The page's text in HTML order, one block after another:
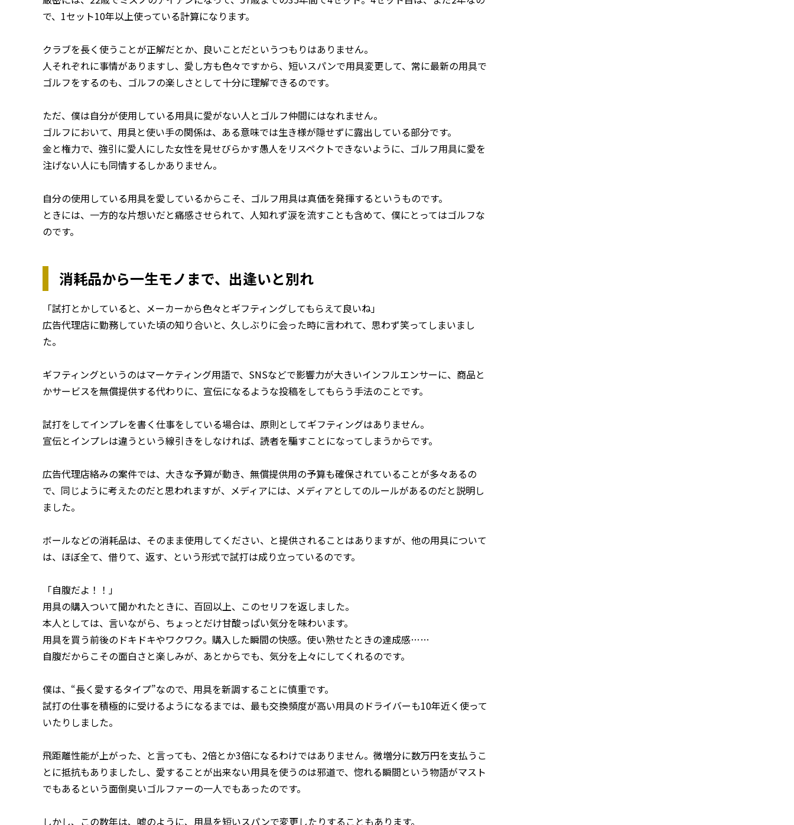
で、1セット10年以上使っている計算になります。
クラブを長く使うことが正解だとか、良いことだというつもりはありません。
人それぞれに事情がありますし、愛し方も色々ですから、短いスパンで用具変更して、常に最新の用具で
ゴルフをするのも、ゴルフの楽しさとして十分に理解できるのです。
ただ、僕は自分が使用している用具に愛がない人とゴルフ仲間にはなれません。
ゴルフにおいて、用具と使い手の関係は、ある意味では生き様が隠せずに露出している部分です。
金と権力で、強引に愛人にした女性を見せびらかす愚人をリスペクトできないように、ゴルフ用具に愛を
注げない人にも同情するしかありません。
自分の使用している用具を愛しているからこそ、ゴルフ用具は真価を発揮するというものです。
ときには、一方的な片想いだと痛感させられて、人知れず涙を流すことも含めて、僕にとってはゴルフな
のです。
消耗品から一生モノまで、出逢いと別れ
「試打とかしていると、メーカーから色々とギフティングしてもらえて良いね」
広告代理店に勤務していた頃の知り合いと、久しぶりに会った時に言われて、思わず笑ってしまいまし
た。
ギフティングというのはマーケティング用語で、SNSなどで影響力が大きいインフルエンサーに、商品と
かサービスを無償提供する代わりに、宣伝になるような投稿をしてもらう手法のことです。
試打をしてインプレを書く仕事をしている場合は、原則としてギフティングはありません。
宣伝とインプレは違うという線引きをしなければ、読者を騙すことになってしまうからです。
広告代理店絡みの案件では、大きな予算が動き、無償提供用の予算も確保されていることが多々あるの
で、同じように考えたのだと思われますが、メディアには、メディアとしてのルールがあるのだと説明し
ました。
ボールなどの消耗品は、そのまま使用してください、と提供されることはありますが、他の用具について
は、ほぼ全て、借りて、返す、という形式で試打は成り立っているのです。
「自腹だよ！！」
用具の購入ついて聞かれたときに、百回以上、このセリフを返しました。
本人としては、言いながら、ちょっとだけ甘酸っぱい気分を味わいます。
用具を買う前後のドキドキやワクワク。購入した瞬間の快感。使い熟せたときの達成感……
自腹だからこその面白さと楽しみが、あとからでも、気分を上々にしてくれるのです。
僕は、“長く愛するタイプ”なので、用具を新調することに慎重です。
試打の仕事を積極的に受けるようになるまでは、最も交換頻度が高い用具のドライバーも10年近く使って
いたりしました。
飛距離性能が上がった、と言っても、2倍とか3倍になるわけではありません。微増分に数万円を支払うこ
とに抵抗もありましたし、愛することが出来ない用具を使うのは邪道で、惚れる瞬間という物語がマスト
でもあるという面倒臭いゴルファーの一人でもあったのです。
しかし、この数年は、嘘のように、用具を短いスパンで変更したりすることもあります。